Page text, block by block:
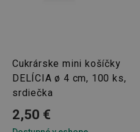
Cukrárske mini košíčky
DELÍCIA ø 4 cm, 100 ks,
srdiečka
2,50 €